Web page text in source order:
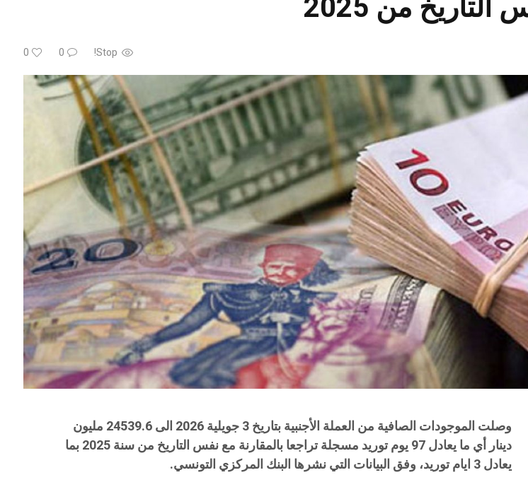
Stop!
0
0
وصلت الموجودات الصافية من العملة الأجنبية بتاريخ 3 جويلية 2026 الى 24539.6 مليون
دينار أي ما يعادل 97 يوم توريد مسجلة تراجعا بالمقارنة مع نفس التاريخ من سنة 2025 بما
يعادل 3 ايام توريد، وفق البيانات التي نشرها البنك المركزي التونسي.